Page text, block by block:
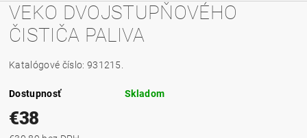
VEKO DVOJSTUPŇOVÉHO
ČISTIČA PALIVA
Katalógové číslo: 931215.
Dostupnosť Skladom
€38